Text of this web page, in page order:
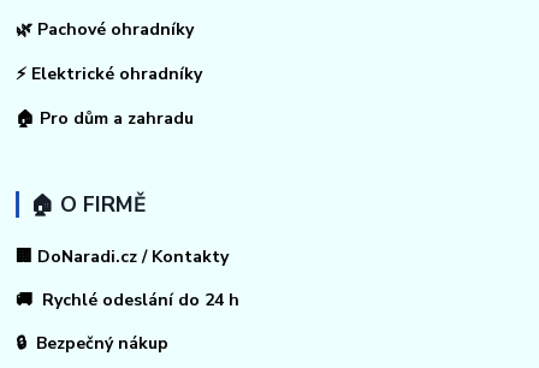
🌿 Pachové ohradníky
⚡ Elektrické ohradníky
🏠 Pro dům a zahradu
🏠 O FIRMĚ
🏢 DoNaradi.cz / Kontakty
🚚 Rychlé odeslání do 24 h
🔒 Bezpečný nákup